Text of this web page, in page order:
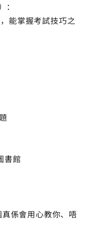
能掌握考試技巧之
書館
係會用心教你、唔